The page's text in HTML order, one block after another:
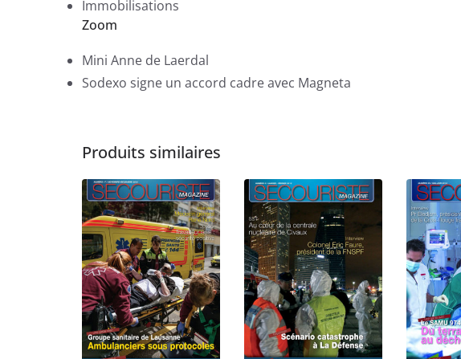
Immobilisations
Zoom
Mini Anne de Laerdal
Sodexo signe un accord cadre avec Magneta
Produits similaires